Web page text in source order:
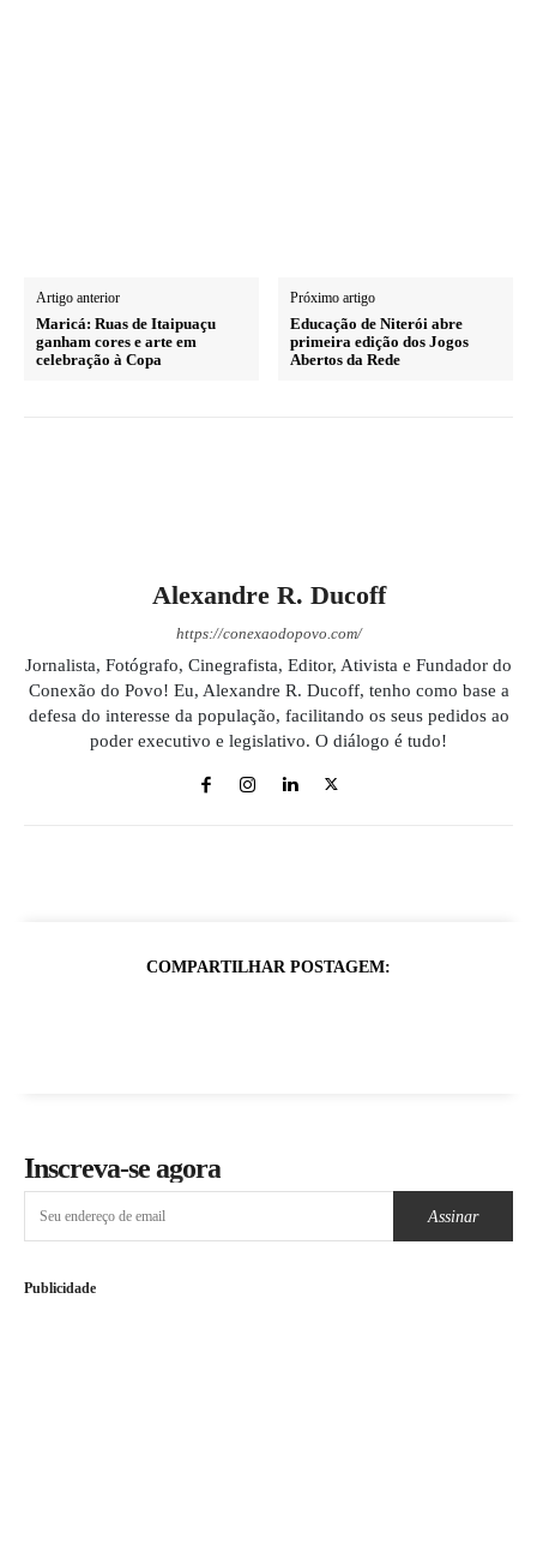
Artigo anterior
Maricá: Ruas de Itaipuaçu
ganham cores e arte em
celebração à Copa
Próximo artigo
Educação de Niterói abre
primeira edição dos Jogos
Abertos da Rede
Alexandre R. Ducoff
https://conexaodopovo.com/
Jornalista, Fotógrafo, Cinegrafista, Editor, Ativista e Fundador do
Conexão do Povo! Eu, Alexandre R. Ducoff, tenho como base a
defesa do interesse da população, facilitando os seus pedidos ao
poder executivo e legislativo. O diálogo é tudo!
COMPARTILHAR POSTAGEM:
Inscreva-se agora
Assinar
Publicidade